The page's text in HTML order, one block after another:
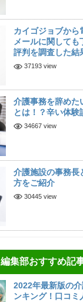
カイゴジョブから
メールに関しても
評判を調査した結
37193 view
介護事務を辞めた
とは！？辛い体験
34667 view
介護施設の事務長
方をご紹介
30445 view
編集部おすすめ記
2022年最新版の
ンキング！口コ